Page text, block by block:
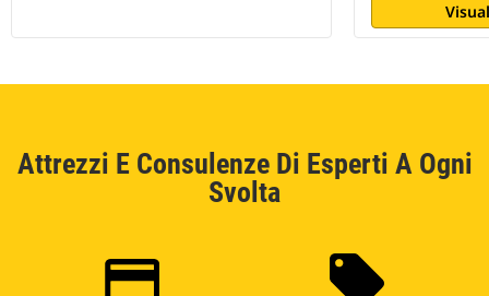
Attrezzi E Consulenze Di Esperti A Ogni
Svolta